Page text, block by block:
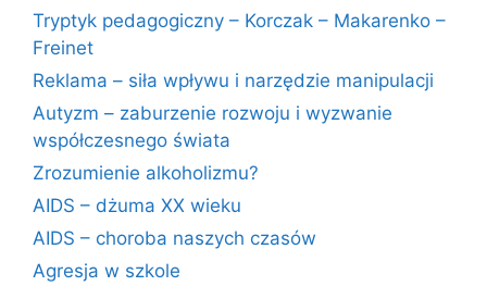
Tryptyk pedagogiczny – Korczak – Makarenko –
Freinet
Reklama – siła wpływu i narzędzie manipulacji
Autyzm – zaburzenie rozwoju i wyzwanie
współczesnego świata
Zrozumienie alkoholizmu?
AIDS – dżuma XX wieku
AIDS – choroba naszych czasów
Agresja w szkole